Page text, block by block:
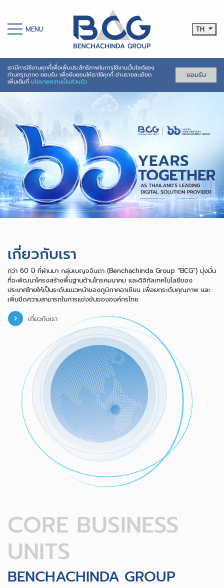
MENU TH
เรามีการใช้งานคุกกี้เพื่อเพิ่มประสิทธิภาพในการใช้งานเว็บไซต์ของ
ท่านกรุณากด ยอมรับ เพื่อยินยอมให้เราใช้คุกกี้ อ่านรายละเอียด
เพิ่มเติมที่ นโยบายความเป็นส่วนตัว
ยอมรับ
01
เกี่ยวกับเรา
กว่า 60 ปี ที่ผ่านมา กลุ่มเบญจจินดา (Benchachinda Group “BCG”) มุ่งมั่น
ที่จะพัฒนาโครงสร้างพื้นฐานด้านโทรคมนาคม และดิจิทัลเทคโนโลยีของ
ประเทศไทยให้เป็นระดับแนวหน้าของภูมิภาคอาเซียน เพื่อยกระดับคุณภาพ และ
เพิ่มขีดความสามารถในการแข่งขันขององค์กรไทย
เกี่ยวกับเรา
CORE BUSINESS
UNITS
BENCHACHINDA GROUP